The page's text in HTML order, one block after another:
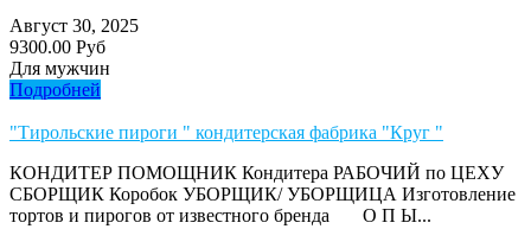
Август 30, 2025
9300.00 Руб
Для мужчин
Подробней
"Тирольские пироги " кондитерская фабрика "Круг "
КОНДИТЕР ПОМОЩНИК Кондитера РАБОЧИЙ по ЦЕХУ
СБОРЩИК Коробок УБОРЩИК/ УБОРЩИЦА Изготовление
тортов и пирогов от известного бренда О П Ы...